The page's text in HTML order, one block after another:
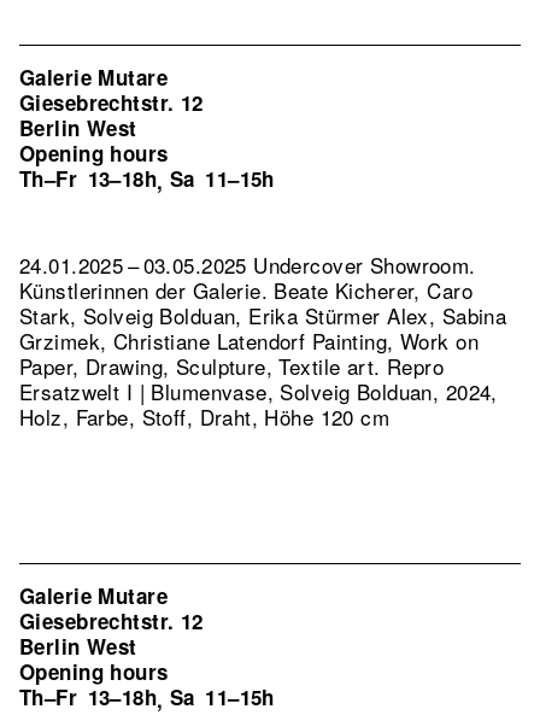
Galerie Mutare
Giesebrechtstr. 12
Berlin West
Opening hours
Th–Fr 13–18h, Sa 11–15h
24.01.2025 – 03.05.2025 Undercover Showroom.
Künstlerinnen der Galerie. Beate Kicherer, Caro
Stark, Solveig Bolduan, Erika Stürmer Alex, Sabina
Grzimek, Christiane Latendorf Painting, Work on
Paper, Drawing, Sculpture, Textile art. Repro
Ersatzwelt I | Blumenvase, Solveig Bolduan, 2024,
Holz, Farbe, Stoff, Draht, Höhe 120 cm
Galerie Mutare
Giesebrechtstr. 12
Berlin West
Opening hours
Th–Fr 13–18h, Sa 11–15h